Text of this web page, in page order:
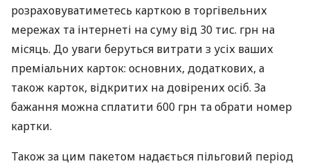
розраховуватиметесь карткою в торгівельних
мережах та інтернеті на суму від 30 тис. грн на
місяць. До уваги беруться витрати з усіх ваших
преміальних карток: основних, додаткових, а
також карток, відкритих на довірених осіб. За
бажання можна сплатити 600 грн та обрати номер
картки.
Також за цим пакетом надається пільговий період